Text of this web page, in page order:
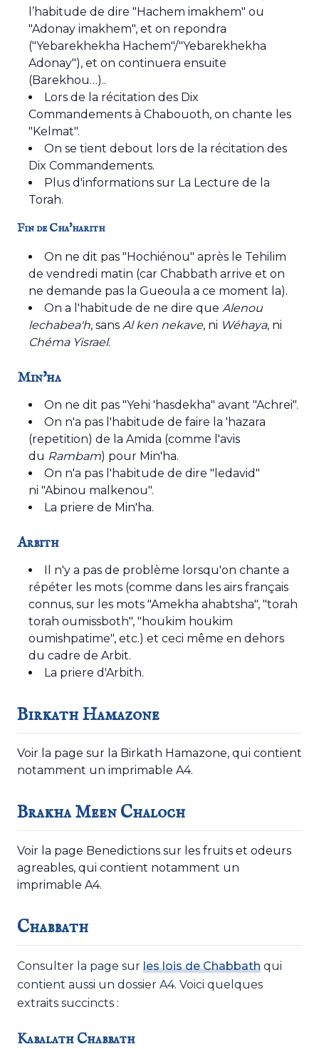
l’habitude de dire "Hachem imakhem" ou
"Adonay imakhem", et on repondra
("Yebarekhekha Hachem"/"Yebarekhekha
Adonay"), et on continuera ensuite
(Barekhou…)..
Lors de la récitation des Dix
Commandements à Chabouoth, on chante les
"Kelmat".
On se tient debout lors de la récitation des
Dix Commandements.
Plus d'informations sur La Lecture de la
Torah.
Fin de Cha'harith
On ne dit pas "Hochiénou" après le Tehilim
de vendredi matin (car Chabbath arrive et on
ne demande pas la Gueoula a ce moment la).
On a l'habitude de ne dire que Alenou
lechabea'h, sans Al ken nekave, ni Wéhaya, ni
Chéma Yisrael.
Min'ha
On ne dit pas "Yehi 'hasdekha" avant "Achrei".
On n'a pas l'habitude de faire la 'hazara
(repetition) de la Amida (comme l'avis
du Rambam) pour Min'ha.
On n'a pas l'habitude de dire "ledavid"
ni "Abinou malkenou".
La priere de Min'ha.
Arbith
Il n'y a pas de problème lorsqu'on chante a
répéter les mots (comme dans les airs français
connus, sur les mots "Amekha ahabtsha", "torah
torah oumissboth", "houkim houkim
oumishpatime", etc.) et ceci même en dehors
du cadre de Arbit.
La priere d'Arbith.
Birkath Hamazone
Voir la page sur la Birkath Hamazone, qui contient
notamment un imprimable A4.
Brakha Meen Chaloch
Voir la page Benedictions sur les fruits et odeurs
agreables, qui contient notamment un
imprimable A4.
Chabbath
Consulter la page sur les lois de Chabbath qui
contient aussi un dossier A4. Voici quelques
extraits succincts :
Kabalath Chabbath